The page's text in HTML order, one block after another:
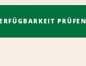
PRÜFEN